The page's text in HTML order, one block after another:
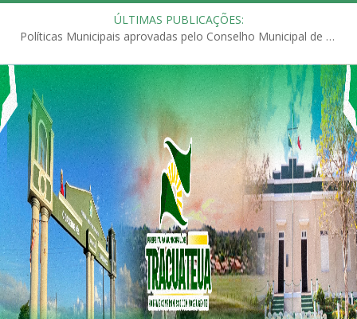
ÚLTIMAS PUBLICAÇÕES:
Políticas Municipais aprovadas pelo Conselho Municipal de Educação (CME)